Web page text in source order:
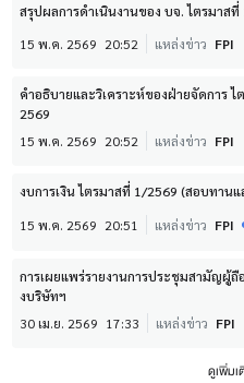
สรุปผลการดำเนินงานของ บจ. ไตรมาส
15 พ.ค. 2569 20:52 แหล่งข่าว FPI
คำอธิบายและวิเคราะห์ของฝ่ายจัดการ
2569
15 พ.ค. 2569 20:52 แหล่งข่าว FPI
งบการเงิน ไตรมาสที่ 1/2569 (สอบทานแ
15 พ.ค. 2569 20:51 แหล่งข่าว FPI
การเผยแพร่รายงานการประชุมสามัญผู้
งบริษัทฯ
30 เม.ย. 2569 17:33 แหล่งข่าว FPI
ดูเพิ่มเ